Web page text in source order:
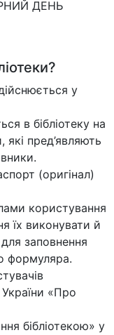
ДЕНЬ
у
в бібліотеку на
які пред’являють
(оригінал)
користування
їх виконувати й
заповнення
формуляра.
«Про
бібліотекою» у